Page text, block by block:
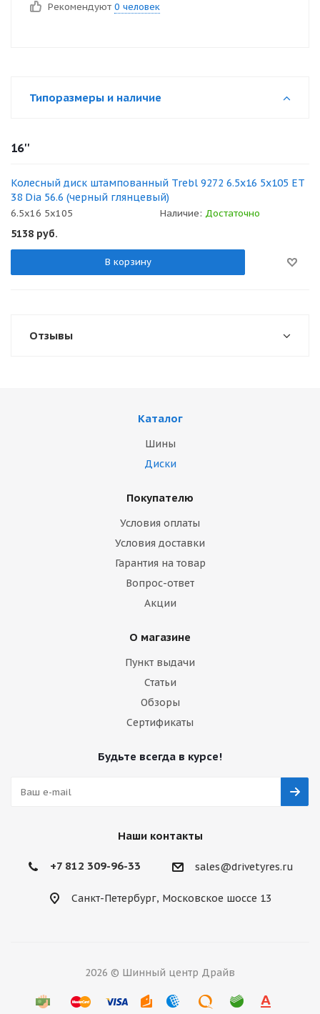
Рекомендуют 0 человек
Типоразмеры и наличие
16''
Колесный диск штампованный Trebl 9272 6.5x16 5x105 ET
38 Dia 56.6 (черный глянцевый)
6.5x16 5x105 Наличие: Достаточно
5138 руб.
В корзину
Отзывы
Каталог
Шины
Диски
Покупателю
Условия оплаты
Условия доставки
Гарантия на товар
Вопрос-ответ
Акции
О магазине
Пункт выдачи
Статьи
Обзоры
Сертификаты
Будьте всегда в курсе!
Наши контакты
+7 812 309-96-33 sales@drivetyres.ru
Санкт-Петербург, Московское шоссе 13
2026 © Шинный центр Драйв